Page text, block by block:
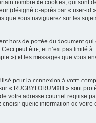
nombre de cookies, qui sont
(désigné ci-après par « user-id
vous naviguerez sur les
hors de portée du document
peut être, et n’est pas limité
») et les messages que vous
pour la connexion à votre
« RUGBYFORUMXIII » sont
votre adresse courriel requise
quelle information de votre